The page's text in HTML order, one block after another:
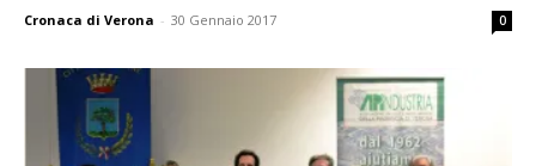
Cronaca di Verona - 30 Gennaio 2017 0